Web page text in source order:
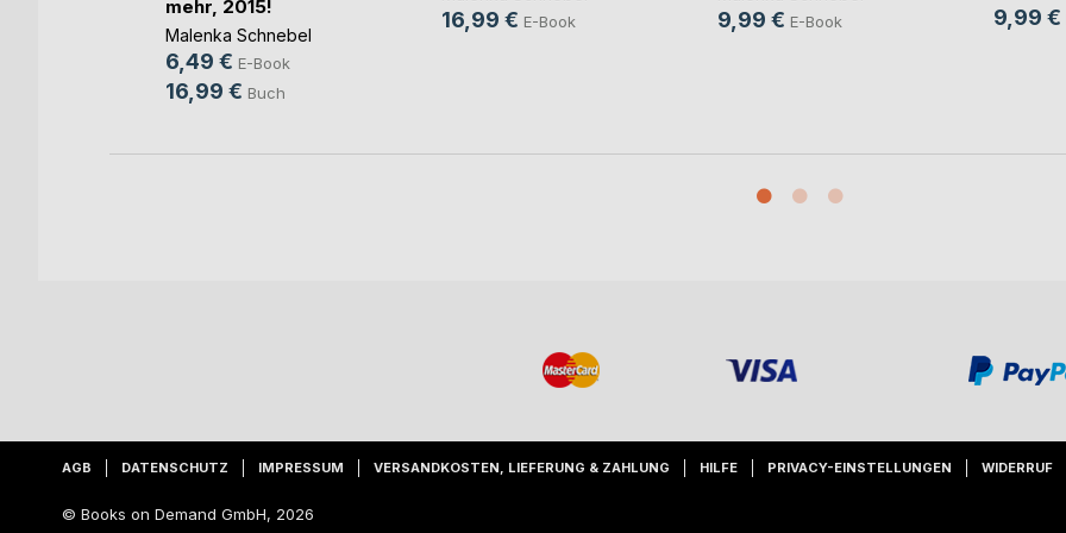
mehr, 2015!
Malenka Schnebel
6,49 € E-Book
16,99 € Buch
16,99 € E-Book 9,99 € E-Book 9,99 €
AGB DATENSCHUTZ IMPRESSUM VERSANDKOSTEN, LIEFERUNG & ZAHLUNG HILFE PRIVACY-EINSTELLUNGEN WIDERRUF
© Books on Demand GmbH, 2026